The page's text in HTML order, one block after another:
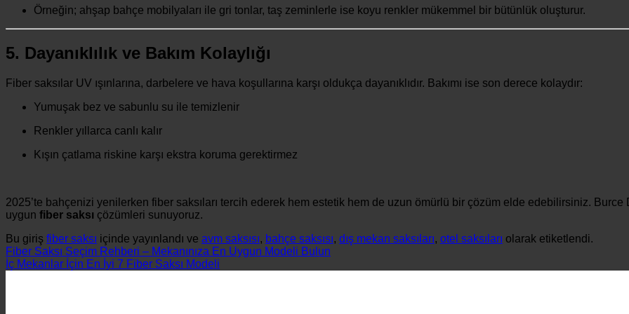
Örneğin; ahşap bahçe mobilyaları ile gri tonlar, taş zeminlerle ise koyu renkler mükemmel bir bütünlük oluşturur.
5. Dayanıklılık ve Bakım Kolaylığı
Fiber saksılar UV ışınlarına, darbelere ve hava koşullarına karşı oldukça dayanıklıdır. Bakımı ise son derece kolaydır:
Yumuşak bez ve sabunlu su ile temizlenir
Renkler yıllarca canlı kalır
Kışın çatlama riskine karşı ekstra koruma gerektirmez
2025’te bahçenizi yenilerken fiber saksıları tercih ederek hem estetik hem de uzun ömürlü bir çözüm elde edebilirsiniz.
uygun fiber saksı çözümleri sunuyoruz.
Bu giriş fiber saksı içinde yayınlandı ve avm saksısı, bahçe saksısı, dış mekan saksıları, otel saksıları olarak etiketlendi.
Fiber Saksı Seçim Rehberi – Mekanınıza En Uygun Modeli Bulun
İç Mekanlar İçin En İyi 7 Fiber Saksı Modeli